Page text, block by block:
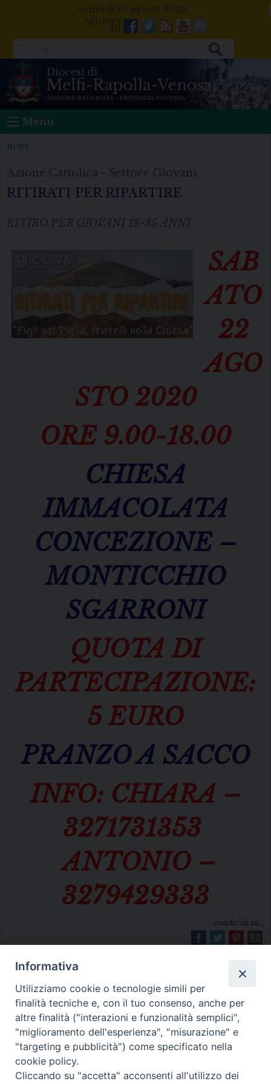
venerdì 07 agosto 2026
Facebook
Twitter
FeedsYoutube
Mail
Menu
NEWS
Azione Cattolica - Settore Giovani
RITIRATI PER RIPARTIRE
RITIRO PER GIOVANI 18-35 ANNI
SAB
ATO
22
AGO
STO 2020
ORE 9.00-18.00
CHIESA
IMMACOLATA
CONCEZIONE –
MONTICCHIO
SGARRONI
QUOTA DI
PARTECIPAZIONE:
5 EURO
PRANZO A SACCO
INFO: CHIARA –
3271731353
ANTONIO –
3279429333
condividi su...
Diocesi di Melfi Rapolla Venosa
• Largo Duomo, 12 - 85025 MELFI (PZ) •
Informativa
Utilizziamo cookie o tecnologie simili per
finalità tecniche e, con il tuo consenso, anche per
altre finalità ("interazioni e funzionalità semplici",
"miglioramento dell'esperienza", "misurazione" e
"targeting e pubblicità") come specificato nella
cookie policy.
Cliccando su "accetta" acconsenti all'utilizzo dei